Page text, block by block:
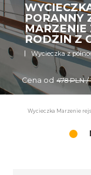
PORANNY
MARZENIE
RODZIN Z
Wycieczka z
Cena od 478 PLN /
Wycieczka Marzenie